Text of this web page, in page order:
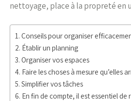
nettoyage, place à la propreté en
Conseils pour organiser
Établir un planning
Organiser vos espaces
Faire les choses à mesure qu’elles
Simplifier vos tâches
En fin de compte, il est essentiel de